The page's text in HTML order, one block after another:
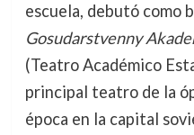
escuela, debutó como
Gosudarstvenny
(Teatro Académico
principal teatro de la
época en la capital